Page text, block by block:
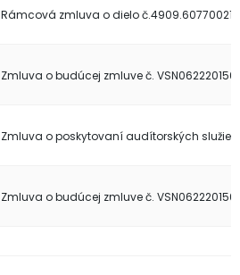
Rámcová zmluva o dielo č.4909.60770021
Zmluva o budúcej zmluve č.
Zmluva o poskytovaní audítorských služieb
Zmluva o budúcej zmluve č.